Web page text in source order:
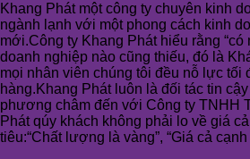
Khang Phát một công ty chuyên kinh
ngành lạnh với một phong cách kinh
mới.Công ty Khang Phát hiểu rằng “có
doanh nghiệp nào cũng thiếu, đó là
mọi nhân viên chúng tôi đều nỗ lực tối
hàng.Khang Phát luôn là đối tác tin
phương châm đến với Công ty TNHH
Phát qúy khách không phải lo về giá
tiêu:“Chất lượng là vàng”, “Giá cả cạnh